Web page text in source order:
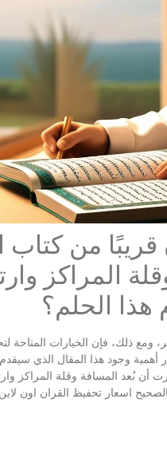
من كتاب
المراكز
هذا الحلم؟
ذلك، فإن الخيارات المتاحة
أهمية وجود هذا المقال الذي
أن بُعد المسافة وقلة المراكز
اسعار تحفيظ القران اون